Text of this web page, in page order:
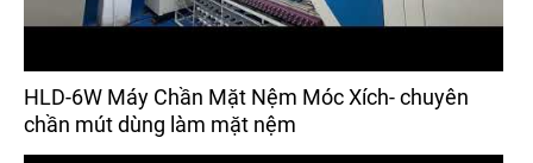
HLD-6W Máy Chần Mặt Nệm Móc Xích- chuyên
chần mút dùng làm mặt nệm